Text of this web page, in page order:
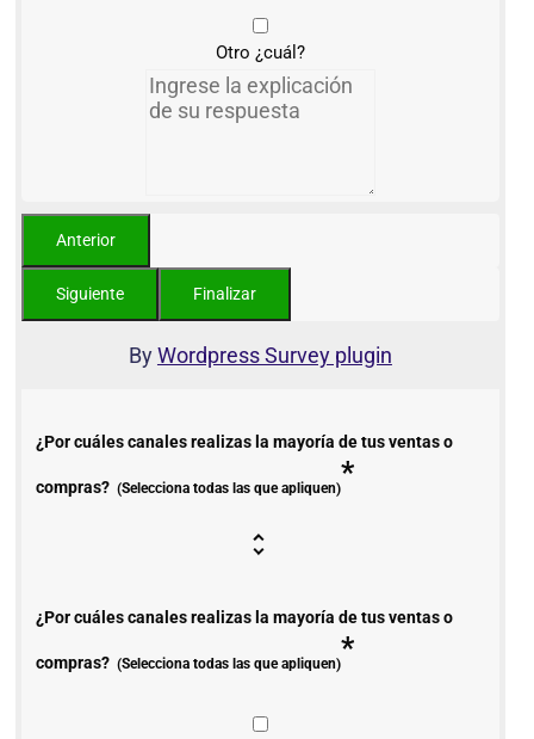
Otro ¿cuál?
ByWordpress Survey plugin
¿Por cuáles canales realizas la mayoría de tus ventas o
compras? (Selecciona todas las que apliquen)*
¿Por cuáles canales realizas la mayoría de tus ventas o
compras? (Selecciona todas las que apliquen)*